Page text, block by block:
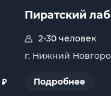
₽
Пиратский
2-30 человек
г. Нижний
Подробнее